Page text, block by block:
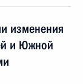
изменения
и Южной